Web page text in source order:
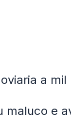
a mil
maluco e